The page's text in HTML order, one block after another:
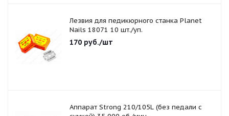
Лезвия для педикюрного станка Planet
Nails 18071 10 шт./уп.
170 руб./шт
Аппарат Strong 210/105L (без педали с